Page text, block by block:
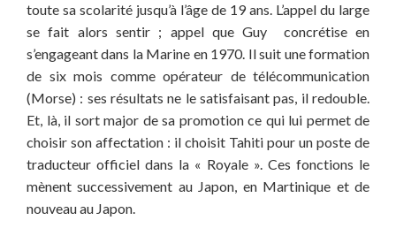
toute sa scolarité jusqu’à l’âge de 19 ans. L’appel du large
se fait alors sentir ; appel que Guy concrétise en
s’engageant dans la Marine en 1970. Il suit une formation
de six mois comme opérateur de télécommunication
(Morse) : ses résultats ne le satisfaisant pas, il redouble.
Et, là, il sort major de sa promotion ce qui lui permet de
choisir son affectation : il choisit Tahiti pour un poste de
traducteur officiel dans la « Royale ». Ces fonctions le
mènent successivement au Japon, en Martinique et de
nouveau au Japon.